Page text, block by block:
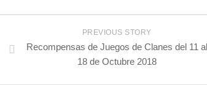
PREVIOUS STORY
Recompensas de Juegos de Clanes del 11 al
18 de Octubre 2018